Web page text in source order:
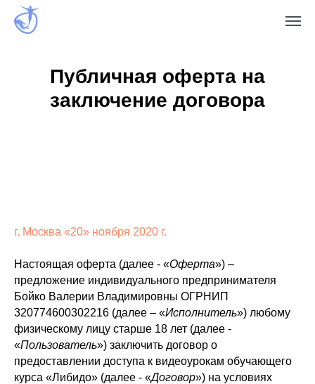
Публичная оферта на
заключение договора
г. Москва «20» ноября 2020 г.
Настоящая оферта (далее - «Оферта») –
предложение индивидуального предпринимателя
Бойко Валерии Владимировны ОГРНИП
320774600302216 (далее – «Исполнитель») любому
физическому лицу старше 18 лет (далее -
«Пользователь») заключить договор о
предоставлении доступа к видеоурокам обучающего
курса «Либидо» (далее - «Договор») на условиях